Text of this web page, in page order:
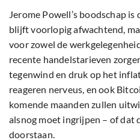
Jerome Powell’s boodschap
blijft voorlopig afwachtend,
voor zowel de
recente handelstarieven
tegenwind en druk op het
reageren nerveus, en ook
komende maanden zullen
alsnog moet ingrijpen – of dat
doorstaan.